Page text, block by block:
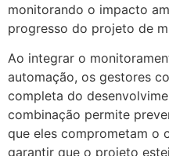
monitorando o impacto
progresso do projeto de
Ao integrar o
automação, os gestores
completa do
combinação permite
que eles comprometam o
garantir que o projeto